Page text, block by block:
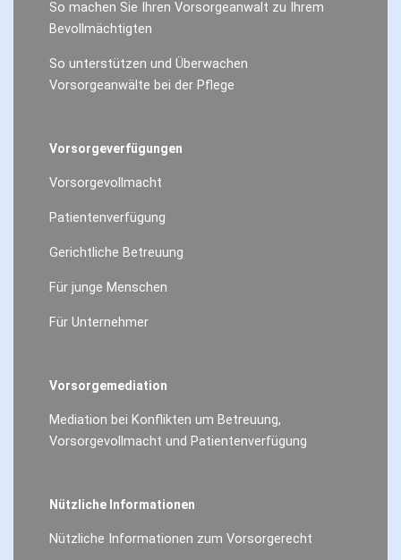
So machen Sie Ihren Vorsorgeanwalt zu Ihrem
Bevollmächtigten
So unterstützen und Überwachen
Vorsorgeanwälte bei der Pflege
Vorsorgeverfügungen
Vorsorgevollmacht
Patientenverfügung
Gerichtliche Betreuung
Für junge Menschen
Für Unternehmer
Vorsorgemediation
Mediation bei Konflikten um Betreuung,
Vorsorgevollmacht und Patientenverfügung
Nützliche Informationen
Nützliche Informationen zum Vorsorgerecht